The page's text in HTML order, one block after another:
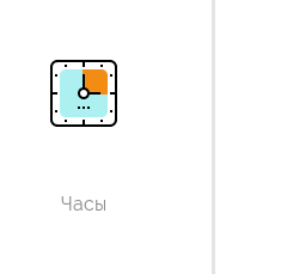
Часы